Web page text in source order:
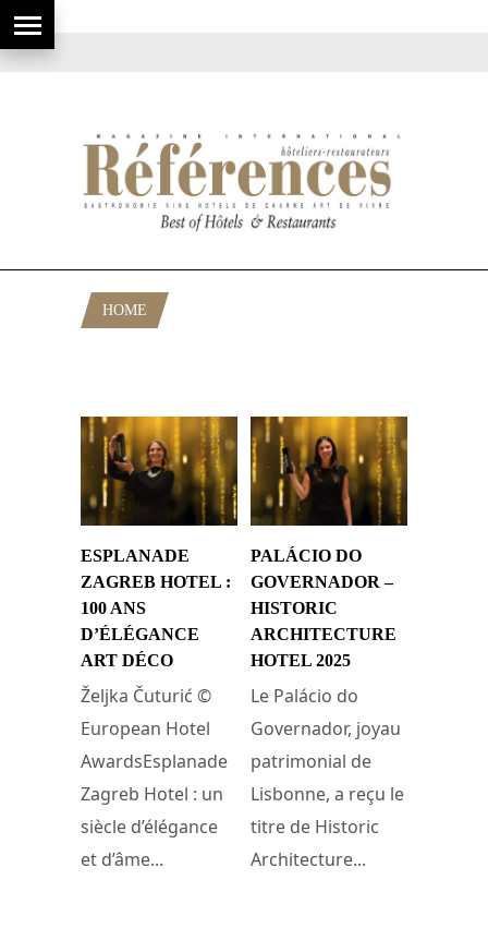
HOME
ESPLANADE
ZAGREB HOTEL :
100 ANS
D’ÉLÉGANCE
ART DÉCO
Željka Čuturić ©
European Hotel
AwardsEsplanade
Zagreb Hotel : un
siècle d’élégance
et d’âme...
PALÁCIO DO
GOVERNADOR –
HISTORIC
ARCHITECTURE
HOTEL 2025
Le Palácio do
Governador, joyau
patrimonial de
Lisbonne, a reçu le
titre de Historic
Architecture...